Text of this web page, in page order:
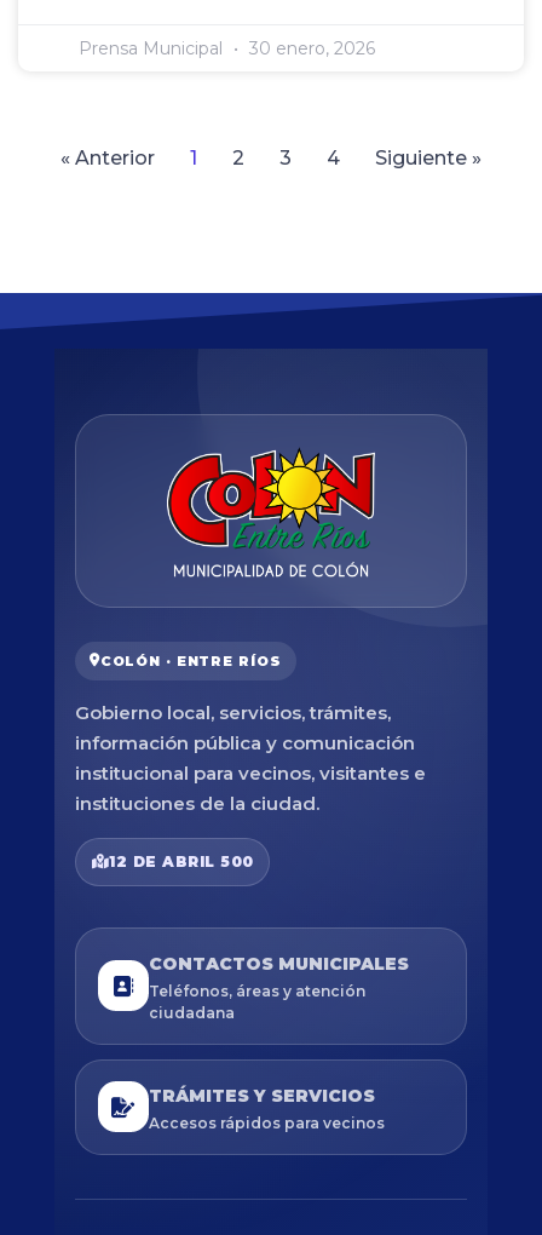
Prensa Municipal 30 enero, 2026
« Anterior 1 2 3 4 Siguiente »
COLÓN · ENTRE RÍOS
Gobierno local, servicios, trámites,
información pública y comunicación
institucional para vecinos, visitantes e
instituciones de la ciudad.
12 DE ABRIL 500
CONTACTOS MUNICIPALES
Teléfonos, áreas y atención
ciudadana
TRÁMITES Y SERVICIOS
Accesos rápidos para vecinos